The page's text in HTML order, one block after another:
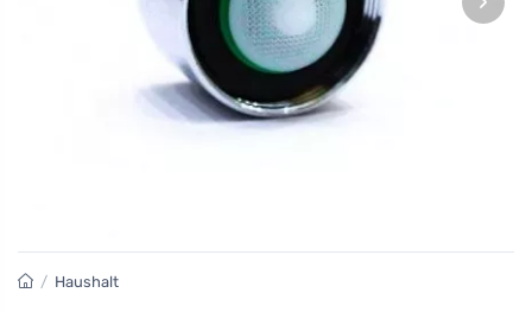
/ Haushalt